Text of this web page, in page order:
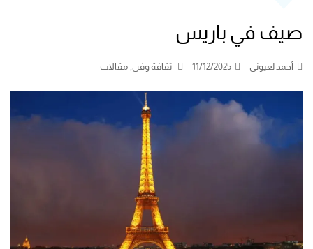
صيف في باريس
أحمد لعيوني 11/12/2025 ثقافة وفن مقالات